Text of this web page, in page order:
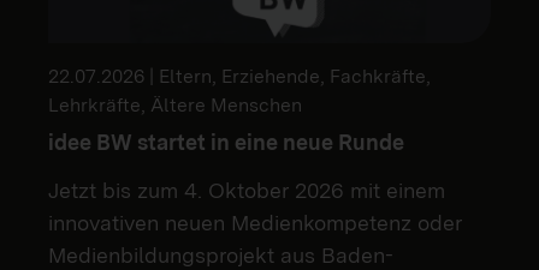
22.07.2026 | Eltern, Erziehende, Fachkräfte,
Lehrkräfte, Ältere Menschen
idee BW startet in eine neue Runde
Jetzt bis zum 4. Oktober 2026 mit einem
innovativen neuen Medienkompetenz oder
Medienbildungsprojekt aus Baden-